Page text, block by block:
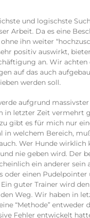
und logischste
Arbeit. Da es eine
ihn weiter
positiv auswirkt,
an. Wir
auf das auch
werden soll.
aufgrund massivster
in letzter Zeit vermehrt
gibt es für mich nur
in welchem Bereich,
Wer Hunde wirklich
nie geben wird. Der
ein anderer sein
oder einen
guter Trainer wird
Weg. Wir haben in
“Methode” entweder
Fehler entwickelt